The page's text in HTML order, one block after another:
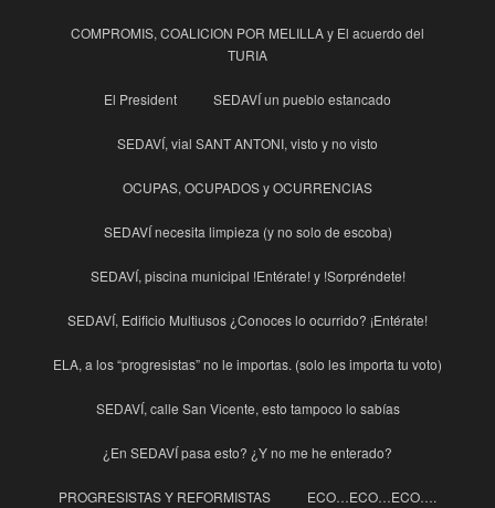
COMPROMIS, COALICION POR MELILLA y El acuerdo del
TURIA
El President SEDAVÍ un pueblo estancado
SEDAVÍ, vial SANT ANTONI, visto y no visto
OCUPAS, OCUPADOS y OCURRENCIAS
SEDAVÍ necesita limpieza (y no solo de escoba)
SEDAVÍ, piscina municipal !Entérate! y !Sorpréndete!
SEDAVÍ, Edificio Multiusos ¿Conoces lo ocurrido? ¡Entérate!
ELA, a los “progresistas” no le importas. (solo les importa tu voto)
SEDAVÍ, calle San Vicente, esto tampoco lo sabías
¿En SEDAVÍ pasa esto? ¿Y no me he enterado?
PROGRESISTAS Y REFORMISTAS ECO…ECO…ECO….